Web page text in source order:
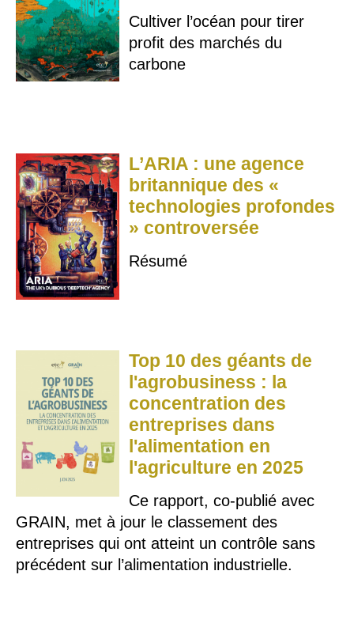
Cultiver l’océan pour tirer
profit des marchés du
carbone
L’ARIA : une agence
britannique des «
technologies profondes
» controversée
Résumé
Top 10 des géants de
l'agrobusiness : la
concentration des
entreprises dans
l'alimentation en
l'agriculture en 2025
Ce rapport, co-publié avec
GRAIN, met à jour le classement des
entreprises qui ont atteint un contrôle sans
précédent sur l’alimentation industrielle.